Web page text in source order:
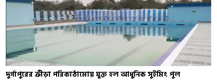
দুর্গাপুরের ক্রীড়া পরিকাঠামোয় যুক্ত হল আধুনিক সুইমিং পুল